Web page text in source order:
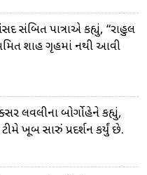
સંબિત પાત્રાએ કહ્યું, “રાહુલ
શાહ ગૃહમાં નથી આવી
લવલીના બોર્ગોહેને કહ્યું,
ખૂબ સારું પ્રદર્શન કર્યું છે.